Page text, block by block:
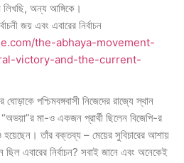
অন্য আঙ্গিকে।
জয় এবং এবারের নির্বাচন
the-abhaya-movement-
victory-and-the-current-
ঘোড়াকে পশ্চিমবঙ্গবাসী নিজেদের রাজ্যে স্থান
“অভয়া”র মা-ও একজন প্রার্থী ছিলেন বিজেপি-র
হয়েছেন। তাঁর বক্তব্য – মেয়ের সুবিচারের আশায়
এবারের নির্বাচন? সবাই জানে এবং অনেকেই